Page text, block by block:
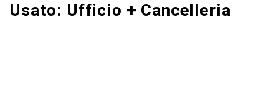
Usato: Ufficio + Cancelleria